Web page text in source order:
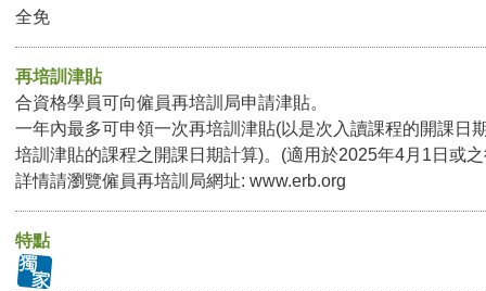
全免
再培訓津貼
合資格學員可向僱員再培訓局申請津貼。
一年內最多可申領一次再培訓津貼(以是次入讀課程的開課日
培訓津貼的課程之開課日期計算)。(適用於2025年4月1日或
詳情請瀏覽僱員再培訓局網址: www.erb.org
特點